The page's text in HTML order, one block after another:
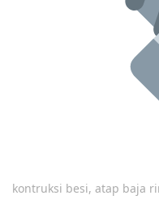
kontruksi besi, atap baja